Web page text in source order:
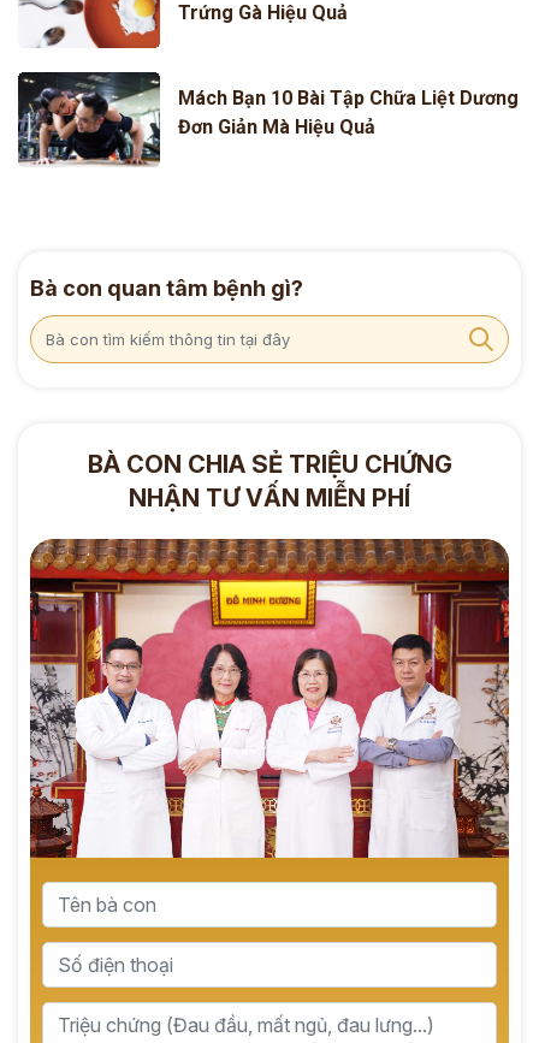
Trứng Gà Hiệu Quả
Mách Bạn 10 Bài Tập Chữa Liệt Dương
Đơn Giản Mà Hiệu Quả
Bà con quan tâm bệnh gì?
BÀ CON CHIA SẺ TRIỆU CHỨNG
NHẬN TƯ VẤN MIỄN PHÍ